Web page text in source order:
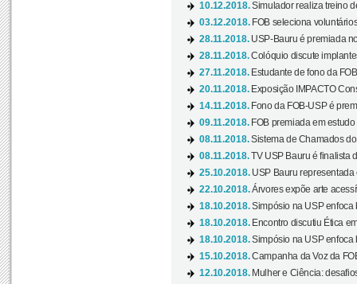
10.12.2018.Simulador realiza treino
03.12.2018. FOB seleciona
28.11.2018. USP-Bauru é premiada
28.11.2018.Colóquio discute
27.11.2018. Estudante de fono da
20.11.2018. Exposição IMPACTO
14.11.2018. Fono da FOB-USP é
09.11.2018. FOB premiada em estudo
08.11.2018.Sistema de Chamados
08.11.2018.TV USP Bauru é finalista
25.10.2018. USP Bauru representada
22.10.2018.Árvores expõe arte
18.10.2018.Simpósio na USP enfoca
18.10.2018. Encontro discutiu Ética
18.10.2018.Simpósio na USP enfoca
15.10.2018.Campanha da Voz da
12.10.2018. Mulher e Ciência: